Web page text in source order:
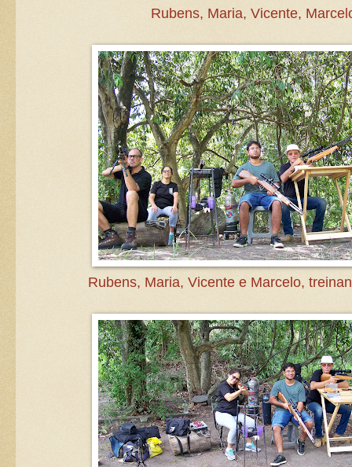
Rubens, Maria, Vicente,
Rubens, Maria, Vicente e Marcelo,